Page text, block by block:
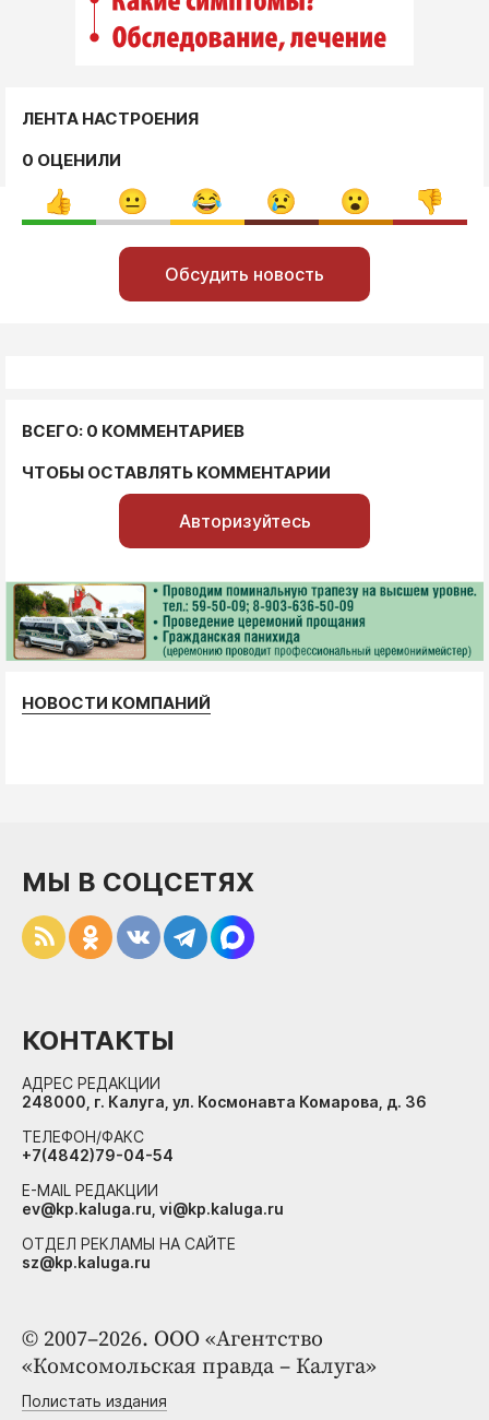
ЛЕНТА НАСТРОЕНИЯ
0 ОЦЕНИЛИ
Обсудить новость
ВСЕГО: 0 КОММЕНТАРИЕВ
ЧТОБЫ ОСТАВЛЯТЬ КОММЕНТАРИИ
Авторизуйтесь
НОВОСТИ КОМПАНИЙ
© 2007–2026. ООО «Агентство
«Комсомольская правда – Калуга»
Полистать издания
МЫ В СОЦСЕТЯХ
КОНТАКТЫ
АДРЕС РЕДАКЦИИ
248000, г. Калуга, ул. Космонавта Комарова, д. 36
ТЕЛЕФОН/ФАКС
+7(4842)79-04-54
E-MAIL РЕДАКЦИИ
ev@kp.kaluga.ru, vi@kp.kaluga.ru
ОТДЕЛ РЕКЛАМЫ НА САЙТЕ
sz@kp.kaluga.ru